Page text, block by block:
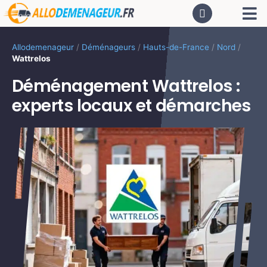
Passer
au
Allodemenageur / Déménageurs / Hauts-de-France / Nord /
Wattrelos
Déménagement Wattrelos :
experts locaux et démarches